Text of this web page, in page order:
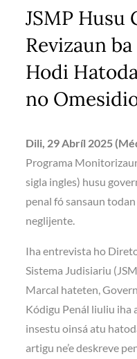
JSMP Husu
Revizaun
Hodi
no
Dili, 29 Abríl 2025
Programa
sigla ingles) husu
penal fó sansaun
neglijente.
Iha entrevista ho
Sistema Judisiariu
Marcal hateten,
Kódigu Penál liuliu iha
insestu oinsá atu
artigu ne’e deskreve